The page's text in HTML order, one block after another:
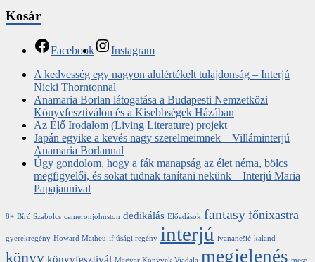
Kosár
Facebook
Instagram
A kedvesség egy nagyon alulértékelt tulajdonság – Interjú
Nicki Thorntonnal
Anamaria Borlan látogatása a Budapesti Nemzetközi
Könyvfesztiválon és a Kisebbségek Házában
Az Élő Irodalom (Living Literature) projekt
Japán egyike a kevés nagy szerelmeimnek – Villáminterjú
Anamaria Borlannal
Úgy gondolom, hogy a fák manapság az élet néma, bölcs
megfigyelői, és sokat tudnak tanítani nekünk – Interjú Maria
Papajannival
8+ Bíró Szabolcs cameronjohnston dedikálás Előadások fantasy főnixastra
gyerekregény Howard Matheu ifjúsági regény interjú ivananešić kaland
könyv könyvfesztivál Magyar Könyvek Viadala megjelenés mese